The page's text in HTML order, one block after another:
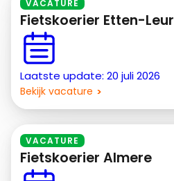
VACATURE
Fietskoerier Etten-Leur
Laatste update: 20 juli 2026
Bekijk vacature
VACATURE
Fietskoerier Almere